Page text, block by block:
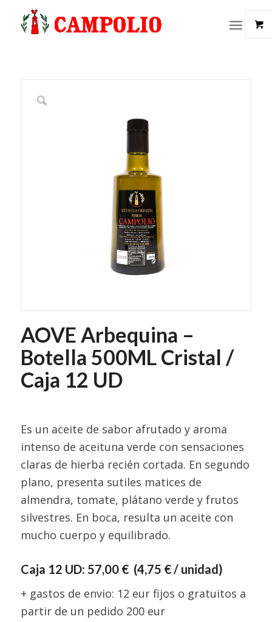
AOVE Arbequina –
Botella 500ML Cristal /
Caja 12 UD
Es un aceite de sabor afrutado y aroma
intenso de aceituna verde con sensaciones
claras de hierba recién cortada. En segundo
plano, presenta sutiles matices de
almendra, tomate, plátano verde y frutos
silvestres. En boca, resulta un aceite con
mucho cuerpo y equilibrado.
Caja 12 UD: 57,00 € (4,75 € / unidad)
+ gastos de envio: 12 eur fijos o gratuitos a
partir de un pedido 200 eur